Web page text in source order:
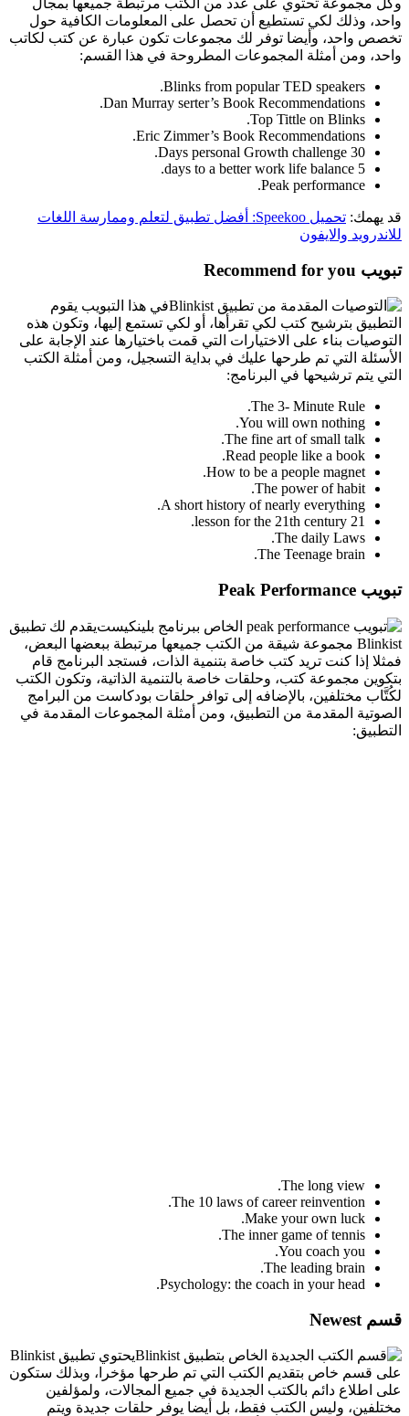
وكل مجموعة تحتوي على عدد من الكتب مرتبطة جميعها بمجال
واحد، وذلك لكي تستطيع أن تحصل على المعلومات الكافية حول
تخصص واحد، وأيضا توفر لك مجموعات تكون عبارة عن كتب لكاتب
واحد، ومن أمثلة المجموعات المطروحة في هذا القسم:
Blinks from popular TED speakers.
Dan Murray serter’s Book Recommendations.
Top Tittle on Blinks.
Eric Zimmer’s Book Recommendations.
30 Days personal Growth challenge.
5 days to a better work life balance.
Peak performance.
قد يهمك:
تحميل Speekoo: أفضل تطبيق لتعلم وممارسة اللغات
للاندرويد والايفون
تبويب Recommend for you
في هذا التبويب يقوم
التطبيق بترشيح كتب لكي تقرأها، أو لكي تستمع إليها، وتكون هذه
التوصيات بناء على الاختيارات التي قمت باختيارها عند الإجابة على
الأسئلة التي تم طرحها عليك في بداية التسجيل، ومن أمثلة الكتب
التي يتم ترشيحها في البرنامج:
The 3- Minute Rule.
You will own nothing.
The fine art of small talk.
Read people like a book.
How to be a people magnet.
The power of habit.
A short history of nearly everything.
21 lesson for the 21th century.
The daily Laws.
The Teenage brain.
تبويب Peak Performance
يقدم لك تطبيق
Blinkist مجموعة شيقة من الكتب جميعها مرتبطة ببعضها البعض،
فمثلا إذا كنت تريد كتب خاصة بتنمية الذات، فستجد البرنامج قام
بتكوين مجموعة كتب، وحلقات خاصة بالتنمية الذاتية، وتكون الكتب
لكُتَّاب مختلفين، بالإضافه إلى توافر حلقات بودكاست من البرامج
الصوتية المقدمة من التطبيق، ومن أمثلة المجموعات المقدمة في
التطبيق:
The long view.
The 10 laws of career reinvention.
Make your own luck.
The inner game of tennis.
You coach you.
The leading brain.
Psychology: the coach in your head.
قسم Newest
يحتوي تطبيق Blinkist
على قسم خاص بتقديم الكتب التي تم طرحها مؤخرا، وبذلك ستكون
على اطلاع دائم بالكتب الجديدة في جميع المجالات، ولمؤلفين
مختلفين، وليس الكتب فقط، بل أيضا يوفر حلقات جديدة ويتم